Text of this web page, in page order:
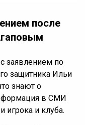
после
заявлением по
защитника Ильи
знают о
в СМИ
игрока и клуба.